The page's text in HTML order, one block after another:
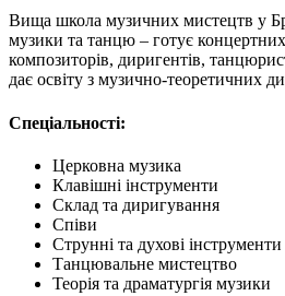
Вища школа музичних мистецтв у
музики та танцю – готує концертних
композиторів, диригентів,
дає освіту з музично-теоретичних
Спеціальності:
Церковна музика
Клавішні інструменти
Склад та диригування
Співи
Струнні та духові інструменти
Танцювальне мистецтво
Теорія та драматургія музики